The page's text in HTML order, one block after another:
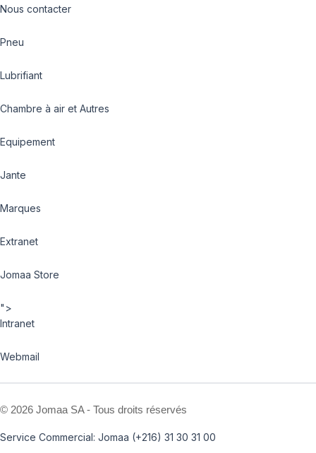
Nous contacter
Pneu
Lubrifiant
Chambre à air et Autres
Equipement
Jante
Marques
Extranet
Jomaa Store
">
Intranet
Webmail
© 2026 Jomaa SA - Tous droits réservés
Service Commercial: Jomaa (+216) 31 30 31 00